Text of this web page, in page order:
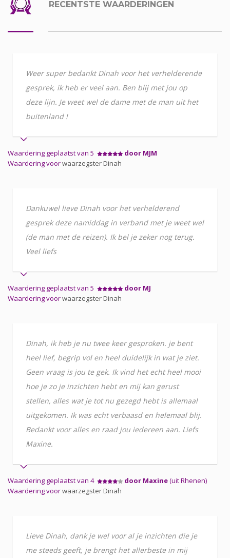
RECENTSTE WAARDERINGEN
Weer super bedankt Dinah voor het verhelderende
gesprek, ik heb er veel aan. Ben blij met jou op
deze lijn. Je weet wel de dame met de man uit het
buitenland !
Waardering geplaatst van 5
door MJM
Waardering voorwaarzegster Dinah
Dankuwel lieve Dinah voor het verhelderend
gesprek deze namiddag in verband met je weet wel
(de man met de reizen). Ik bel je zeker nog terug.
Veel liefs
Waardering geplaatst van 5
door MJ
Waardering voorwaarzegster Dinah
Dinah, ik heb je nu twee keer gesproken. je bent
heel lief, begrip vol en heel duidelijk in wat je ziet.
Geen vraag is jou te gek. Ik vind het echt heel mooi
hoe je zo je inzichten hebt en mij kan gerust
stellen, alles wat je tot nu gezegd hebt is allemaal
uitgekomen. Ik was echt verbaasd en helemaal blij.
Bedankt voor alles en raad jou iedereen aan. Liefs
Maxine.
Waardering geplaatst van 4 door Maxine(uit Rhenen)
Waardering voorwaarzegster Dinah
Lieve Dinah, dank je wel voor al je inzichten die je
me steeds geeft, je brengt het allerbeste in mij